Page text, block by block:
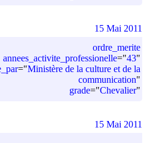
ordre_merite
annees_activite_professionelle="43"
="Ministère de la culture et de la
communication"
grade="Chevalier"
15 Mai 2011
15 Mai 2011